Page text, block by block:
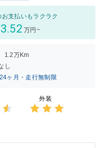
支払いもラクラク
3.52 万円~
1.2万Km
し
ヶ月・走行無制限
外装